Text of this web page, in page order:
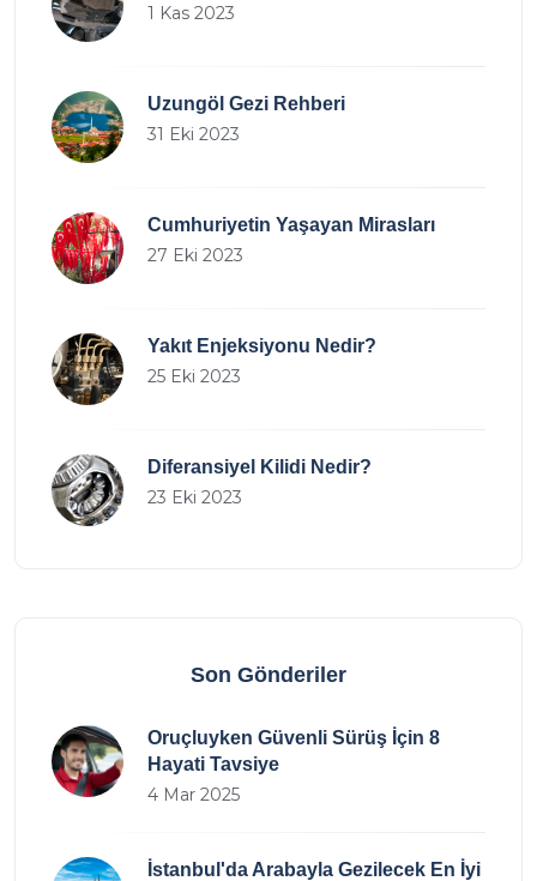
1 Kas 2023
Uzungöl Gezi Rehberi
31 Eki 2023
Cumhuriyetin Yaşayan Mirasları
27 Eki 2023
Yakıt Enjeksiyonu Nedir?
25 Eki 2023
Diferansiyel Kilidi Nedir?
23 Eki 2023
Son Gönderiler
Oruçluyken Güvenli Sürüş İçin 8
Hayati Tavsiye
4 Mar 2025
İstanbul'da Arabayla Gezilecek En İyi